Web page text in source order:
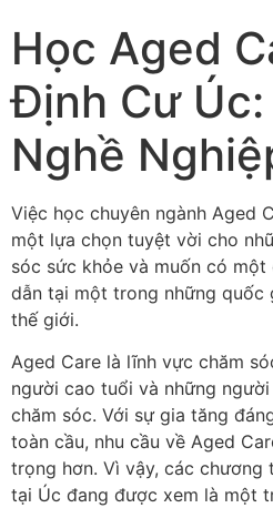
Học Aged
Định Cư Úc:
Nghề
Việc học chuyên ngành Aged
một lựa chọn tuyệt vời cho
sóc sức khỏe và muốn có
dẫn tại một trong những quốc
thế giới.
Aged Care là lĩnh vực chăm
người cao tuổi và những
chăm sóc. Với sự gia tăng
toàn cầu, nhu cầu về Aged
trọng hơn. Vì vậy, các chương
tại Úc đang được xem là một